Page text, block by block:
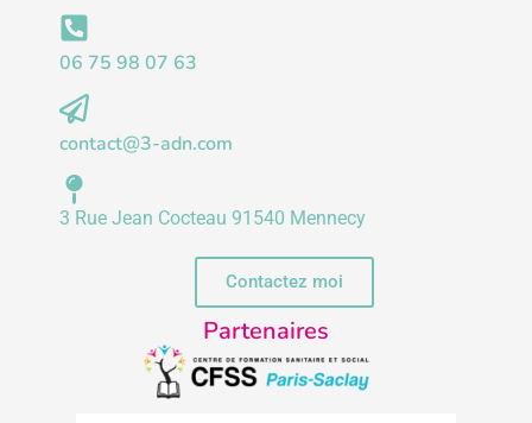
06 75 98 07 63
contact@3-adn.com
3 Rue Jean Cocteau 91540 Mennecy
Contactez moi
Partenaires